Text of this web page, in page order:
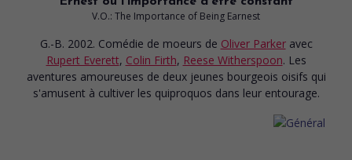
V.O.: The Importance of Being Earnest
G.-B. 2002. Comédie de moeurs de Oliver Parker avec
Rupert Everett, Colin Firth, Reese Witherspoon. Les
aventures amoureuses de deux jeunes bourgeois oisifs qui
s'amusent à cultiver les quiproquos dans leur entourage.